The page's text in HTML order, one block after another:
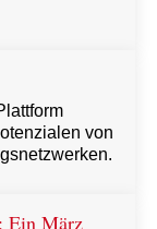
von
Ein März